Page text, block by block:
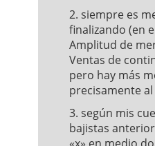
2. siempre es
finalizando (en
Amplitud de
Ventas de
pero hay más
precisamente
3. según mis
bajistas